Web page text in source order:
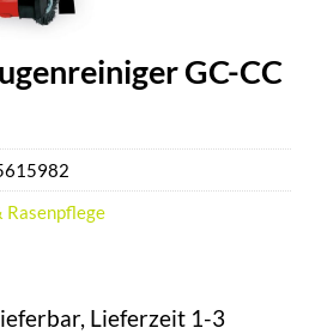
GC-CC
Lieferzeit 1-3